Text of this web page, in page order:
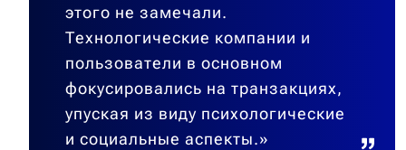
этого не замечали.
Технологические компании и
пользователи в основном
фокусировались на транзакциях,
упуская из виду психологические
и социальные аспекты.»